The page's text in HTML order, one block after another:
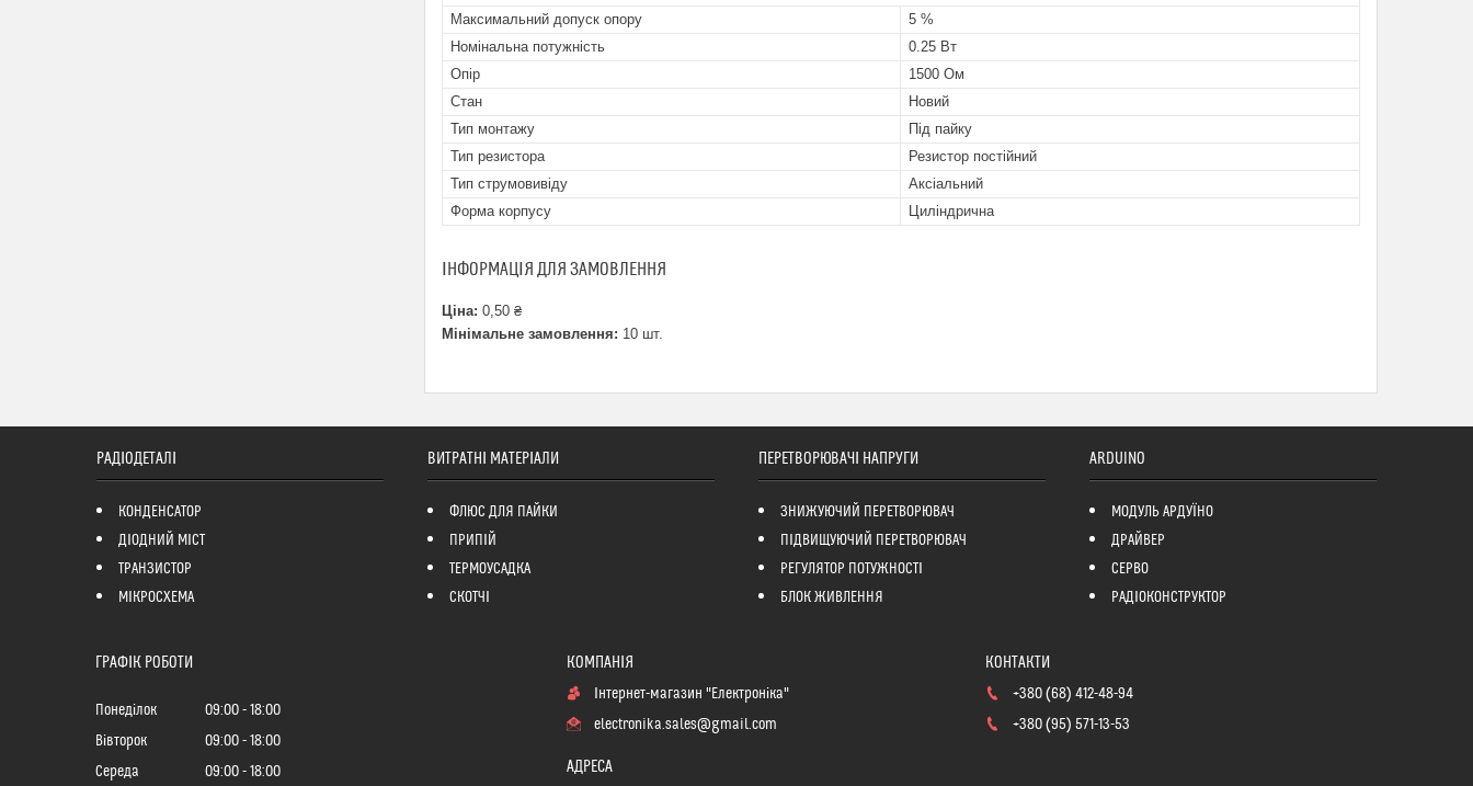
Максимальний допуск опору
5 %
Номінальна потужність
0.25 Вт
Опір
1500 Ом
Стан
Новий
Тип монтажу
Під пайку
Тип резистора
Резистор постійний
Тип струмовивіду
Аксіальний
Форма корпусу
Циліндрична
ІНФОРМАЦІЯ ДЛЯ ЗАМОВЛЕННЯ
Ціна: 0,50 ₴
Мінімальне замовлення: 10 шт.
РАДІОДЕТАЛІ
КОНДЕНСАТОР
ДІОДНИЙ МІСТ
ТРАНЗИСТОР
МІКРОСХЕМА
ВИТРАТНІ МАТЕРІАЛИ
ФЛЮС ДЛЯ ПАЙКИ
ПРИПІЙ
ТЕРМОУСАДКА
СКОТЧІ
ПЕРЕТВОРЮВАЧІ НАПРУГИ
ЗНИЖУЮЧИЙ ПЕРЕТВОРЮВАЧ
ПІДВИЩУЮЧИЙ ПЕРЕТВОРЮВАЧ
РЕГУЛЯТОР ПОТУЖНОСТІ
БЛОК ЖИВЛЕННЯ
ARDUINO
МОДУЛЬ АРДУЇНО
ДРАЙВЕР
СЕРВО
РАДІОКОНСТРУКТОР
ГРАФІК РОБОТИ
Понеділок 09:00
18:00
Вівторок
09:00
18:00
Середа
09:00 18:00
Інтернет-магазин "Електроніка"
electronika.sales@gmail.com
+380 (68) 412-48-94
+380 (95) 571-13-53